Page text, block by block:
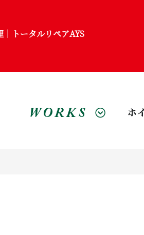
トータルリペアAYS